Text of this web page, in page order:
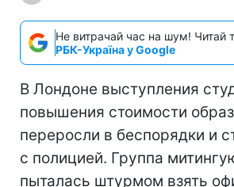
Не витрачай час на шум! Читай
РБК-Україна у Google
В Лондоне выступления
повышения стоимости
переросли в беспорядки и
с полицией. Группа
пыталась штурмом взять